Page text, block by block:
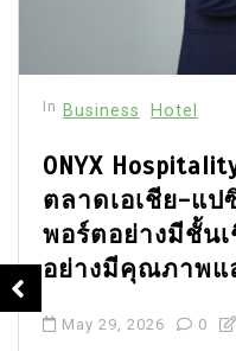
In Business Hotel
ONYX
ตลาดเอเชีย-แ
พอร์ตอย่างมีชั้น
อย่างมีคุณภาพแ
May 29, 2026 0